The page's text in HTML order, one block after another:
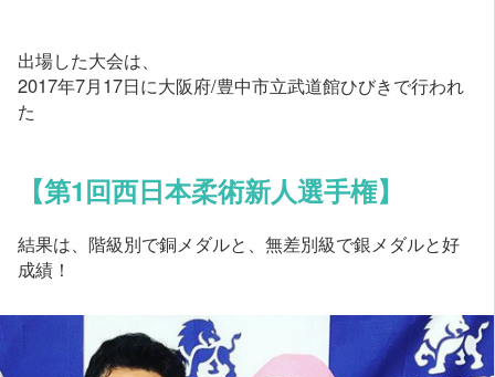
出場した大会は、
2017年7月17日に大阪府/豊中市立武道館ひびきで行われ
た
【第1回西日本柔術新人選手権】
結果は、階級別で銅メダルと、無差別級で銀メダルと好
成績！